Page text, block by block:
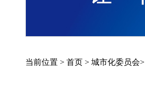
当前位置 > 首页 > 城市化委员会>